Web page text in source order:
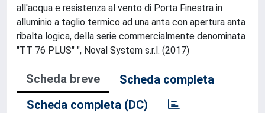
all'acqua e resistenza al vento di Porta Finestra in
alluminio a taglio termico ad una anta con apertura anta
ribalta logica, della serie commercialmente denominata
"TT 76 PLUS" ", Noval System s.r.l. (2017)
Scheda breve
Scheda completa
Scheda completa (DC)